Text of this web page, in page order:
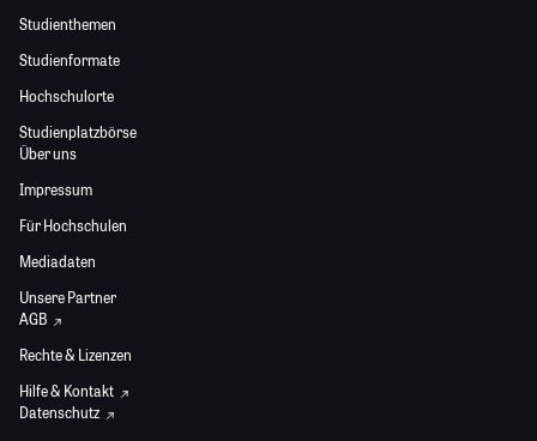
Studienthemen
Studienformate
Hochschulorte
Studienplatzbörse
Über uns
Impressum
Für Hochschulen
Mediadaten
Unsere Partner
AGB
Rechte & Lizenzen
Hilfe & Kontakt
Datenschutz